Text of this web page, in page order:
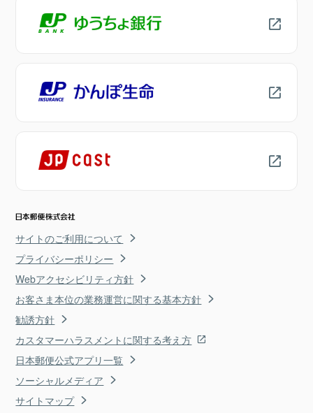
サイトのご利用について
プライバシーポリシー
Webアクセシビリティ方針
お客さま本位の業務運営に関する基本方針
勧誘方針
カスタマーハラスメントに関する考え方
日本郵便公式アプリ一覧
ソーシャルメディア
サイトマップ